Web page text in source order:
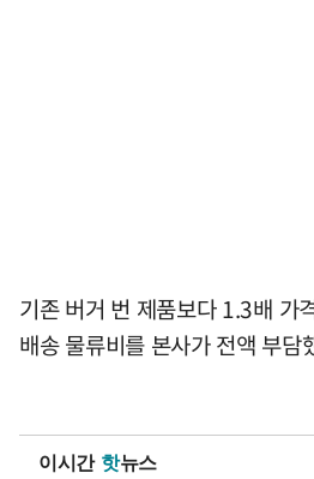
기존 버거 번 제품보다 1.3배 가
배송 물류비를 본사가 전액 부담
이시간 핫뉴스